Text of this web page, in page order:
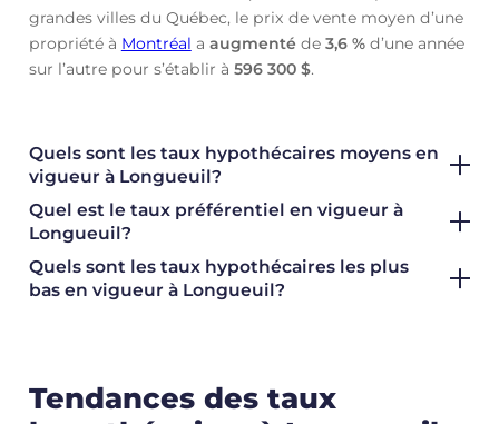
grandes villes du Québec, le prix de vente moyen d’une
propriété à Montréal a augmenté de 3,6 %d’une année
sur l’autre pour s’établir à 596 300 $.
Quels sont les taux hypothécaires moyens en
vigueur à Longueuil?
Quel est le taux préférentiel en vigueur à
Longueuil?
Quels sont les taux hypothécaires les plus
bas en vigueur à Longueuil?
Tendances des taux